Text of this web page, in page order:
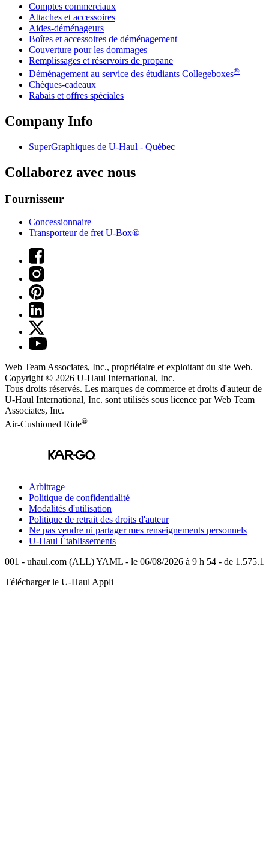
Comptes commerciaux
Attaches et accessoires
Aides-déménageurs
Boîtes et accessoires de déménagement
Couverture pour les dommages
Remplissages et réservoirs de propane
Déménagement au service des étudiants Collegeboxes®
Chèques-cadeaux
Rabais et offres spéciales
Company Info
SuperGraphiques de U-Haul - Québec
Collaborez avec nous
Fournisseur
Concessionnaire
Transporteur de fret U-Box®
Web Team Associates, Inc., propriétaire et exploitant du site Web.
Copyright © 2026 U-Haul International, Inc.
Tous droits réservés. Les marques de commerce et droits d'auteur de
U-Haul International, Inc. sont utilisés sous licence par Web Team
Associates, Inc.
Air-Cushioned Ride®
Arbitrage
Politique de confidentialité
Modalités d'utilisation
Politique de retrait des droits d'auteur
Ne pas vendre ni partager mes renseignements personnels
U-Haul Établissements
001 - uhaul.com (ALL) YAML - le 06/08/2026 à 9 h 54 - de 1.575.1
Télécharger le U-Haul Appli